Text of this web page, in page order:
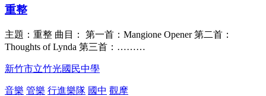
重整
主題：重整 曲目： 第一首：Mangione Opener 第二首：
Thoughts of Lynda 第三首：………
新竹市立竹光國民中學
音樂 管樂 行進樂隊 國中 觀摩